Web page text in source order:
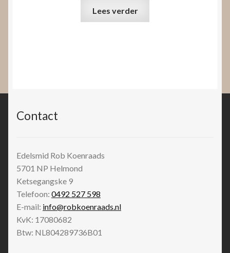
Lees verder
Contact
Edelsmid Rob Koenraads
5701 NP Helmond
Ketsegangske 9
Telefoon: 0492 527 598
E-mail: info@robkoenraads.nl
KvK: 17080682
Btw: NL804289736B01